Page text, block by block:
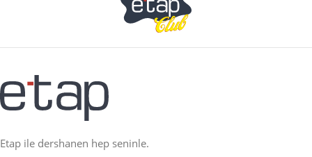
Etap ile dershanen hep seninle.